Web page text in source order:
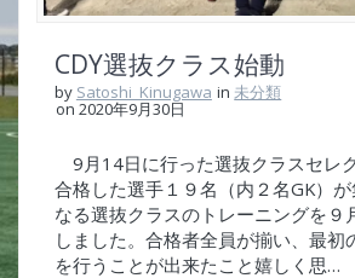
CDY選抜クラス始動
by Satoshi_Kinugawa in未分類
on 2020年9月30日
9月14日に行った選抜クラスセレ
合格した選手１９名（内２名GK）
なる選抜クラスのトレーニングを９
しました。合格者全員が揃い、最初
を行うことが出来たこと嬉しく思…